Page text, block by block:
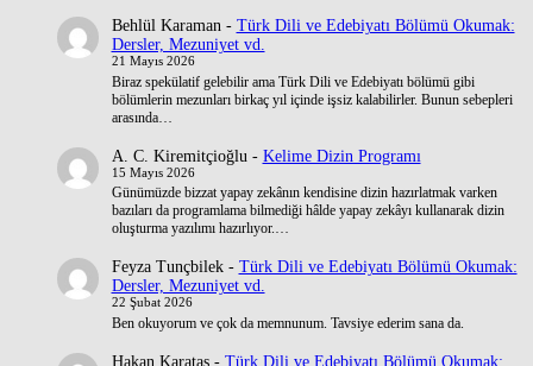
Behlül Karaman- Türk Dili ve Edebiyatı Bölümü Okumak:
Dersler, Mezuniyet vd.
21 Mayıs 2026
Biraz spekülatif gelebilir ama Türk Dili ve Edebiyatı bölümü gibi
bölümlerin mezunları birkaç yıl içinde işsiz kalabilirler. Bunun sebepleri
arasında…
A. C. Kiremitçioğlu - Kelime Dizin Programı
15 Mayıs 2026
Günümüzde bizzat yapay zekânın kendisine dizin hazırlatmak varken
bazıları da programlama bilmediği hâlde yapay zekâyı kullanarak dizin
oluşturma yazılımı hazırlıyor.…
Feyza Tunçbilek- Türk Dili ve Edebiyatı Bölümü Okumak:
Dersler, Mezuniyet vd.
22 Şubat 2026
Ben okuyorum ve çok da memnunum. Tavsiye ederim sana da.
Hakan Karataş- Türk Dili ve Edebiyatı Bölümü Okumak: